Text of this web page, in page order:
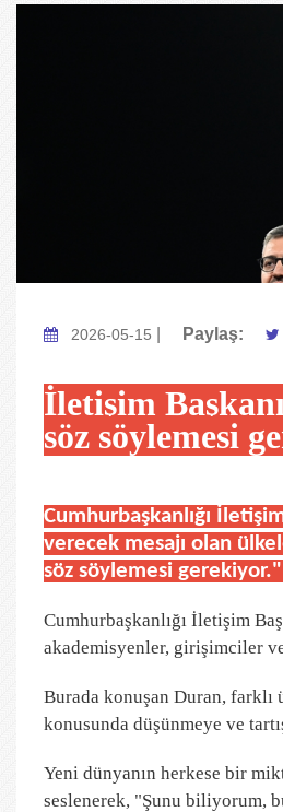
2026-05-15 Paylaş:
İletişim
söz söylemesi
Cumhurbaşkanlığı
verecek mesajı olan
söz söylemesi
Cumhurbaşkanlığı İletişim
akademisyenler, girişimciler
Burada konuşan Duran,
konusunda düşünmeye ve
Yeni dünyanın herkese bir
seslenerek, "Şunu biliyorum,